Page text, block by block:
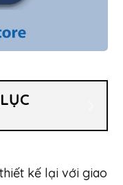
kế lại với giao